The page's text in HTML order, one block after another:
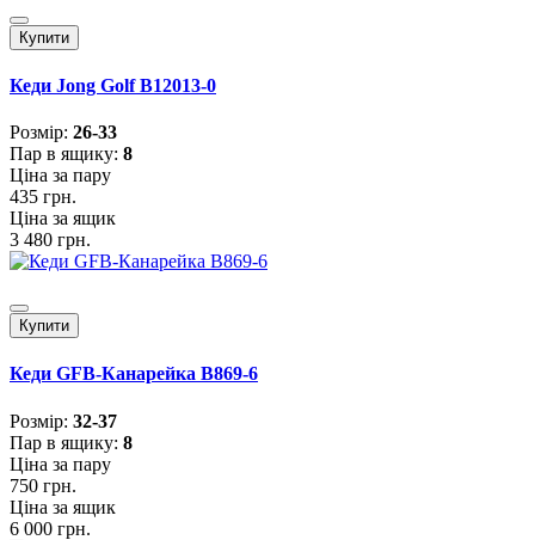
Купити
Кеди Jong Golf B12013-0
Розмiр: 26-33
Пар в ящику: 8
Ціна за пару
435 грн.
Ціна за ящик
3 480 грн.
Купити
Кеди GFB-Канарейка B869-6
Розмiр: 32-37
Пар в ящику: 8
Ціна за пару
750 грн.
Ціна за ящик
6 000 грн.